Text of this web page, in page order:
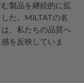
製品を継続的に拡
た。MiLTATの名
、私たちの品質へ
を反映していま